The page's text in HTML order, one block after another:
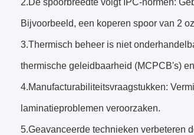
2.De spoorbreedte volgt IPC-normen:
Bijvoorbeeld, een koperen spoor van 2
3.Thermisch beheer is niet
thermische geleidbaarheid (MCPCB's)
4.Manufacturabiliteitsvraagstukken:
laminatieproblemen veroorzaken.
5.Geavanceerde technieken verbeteren